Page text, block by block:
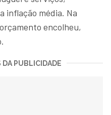
inflação média. Na
encolheu,
PUBLICIDADE